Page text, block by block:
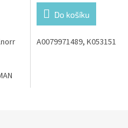
Do košíku
A0079971489, K053151